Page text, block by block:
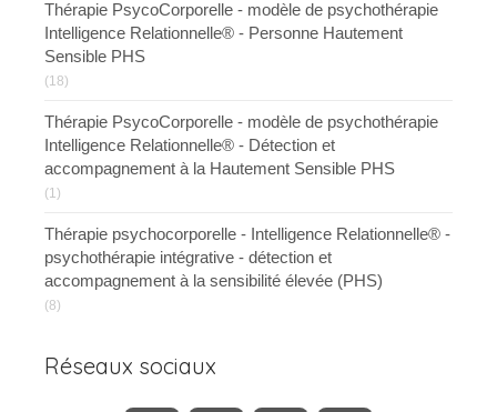
Thérapie PsycoCorporelle - modèle de psychothérapie
Intelligence Relationnelle® - Personne Hautement
Sensible PHS
(18)
Thérapie PsycoCorporelle - modèle de psychothérapie
Intelligence Relationnelle® - Détection et
accompagnement à la Hautement Sensible PHS
(1)
Thérapie psychocorporelle - Intelligence Relationnelle® -
psychothérapie intégrative - détection et
accompagnement à la sensibilité élevée (PHS)
(8)
Réseaux sociaux